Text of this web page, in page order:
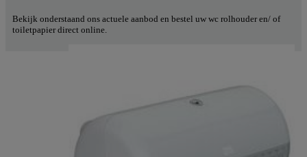
Bekijk onderstaand ons actuele aanbod en bestel uw wc rolhouder en/ of
toiletpapier direct online.